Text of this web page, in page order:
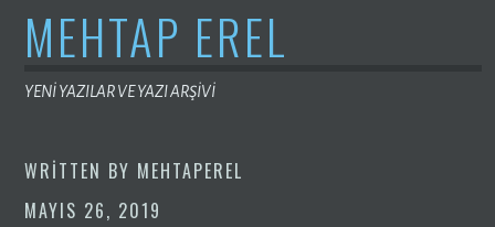
MEHTAP EREL
YENİ YAZILAR VE YAZI ARŞİVİ
WRITTEN BY MEHTAPEREL
MAYIS 26, 2019